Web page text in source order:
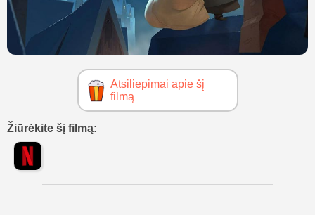
Atsiliepimai apie šį
filmą
Žiūrėkite šį filmą: